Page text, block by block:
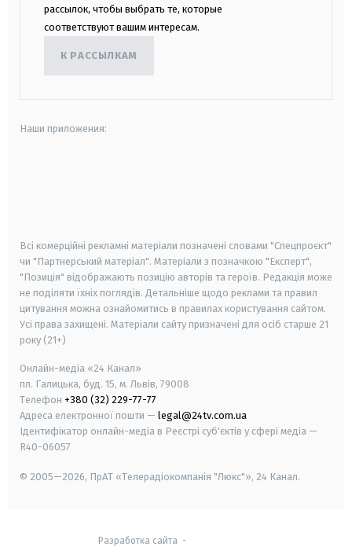
рассылок, чтобы выбрать те, которые
соответствуют вашим интересам.
К РАССЫЛКАМ
Наши приложения:
Всі комерційні рекламні матеріали позначені словами "Спецпроєкт"
чи "Партнерський матеріал". Матеріали з позначкою "Експерт",
"Позиція" відображають позицію авторів та героїв. Редакція може
не поділяти їхніх поглядів. Детальніше щодо реклами та правил
цитування можна ознайомитись в правилах користування сайтом.
Усі права захищені. Матеріали сайту призначені для осіб старше 21
року (21+)
Онлайн-медіа «24 Канал»
пл. Галицька, буд. 15, м. Львів, 79008
Телефон +380 (32) 229-77-77
Адреса електронної пошти — legal@24tv.com.ua
Ідентифікатор онлайн-медіа в Реєстрі суб'єктів у сфері медіа —
R40-06057
© 2005—2026, ПрАТ «Телерадіокомпанія "Люкс"», 24 Канал.
Разработка сайта -